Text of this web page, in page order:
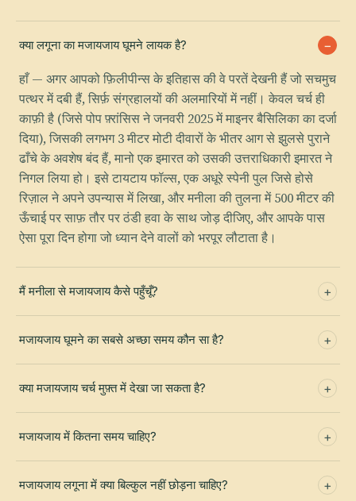
क्या लगूना का मजायजाय घूमने लायक है?
हाँ — अगर आपको फ़िलीपीन्स के इतिहास की वे परतें देखनी हैं जो सचमुच
पत्थर में दबी हैं, सिर्फ़ संग्रहालयों की अलमारियों में नहीं। केवल चर्च ही
काफ़ी है (जिसे पोप फ़्रांसिस ने जनवरी 2025 में माइनर बैसिलिका का दर्जा
दिया), जिसकी लगभग 3 मीटर मोटी दीवारों के भीतर आग से झुलसे पुराने
ढाँचे के अवशेष बंद हैं, मानो एक इमारत को उसकी उत्तराधिकारी इमारत ने
निगल लिया हो। इसे टायटाय फॉल्स, एक अधूरे स्पेनी पुल जिसे होसे
रिज़ाल ने अपने उपन्यास में लिखा, और मनीला की तुलना में 500 मीटर की
ऊँचाई पर साफ़ तौर पर ठंडी हवा के साथ जोड़ दीजिए, और आपके पास
ऐसा पूरा दिन होगा जो ध्यान देने वालों को भरपूर लौटाता है।
मैं मनीला से मजायजाय कैसे पहुँचूँ?
मजायजाय घूमने का सबसे अच्छा समय कौन सा है?
क्या मजायजाय चर्च मुफ़्त में देखा जा सकता है?
मजायजाय में कितना समय चाहिए?
मजायजाय लगूना में क्या बिल्कुल नहीं छोड़ना चाहिए?